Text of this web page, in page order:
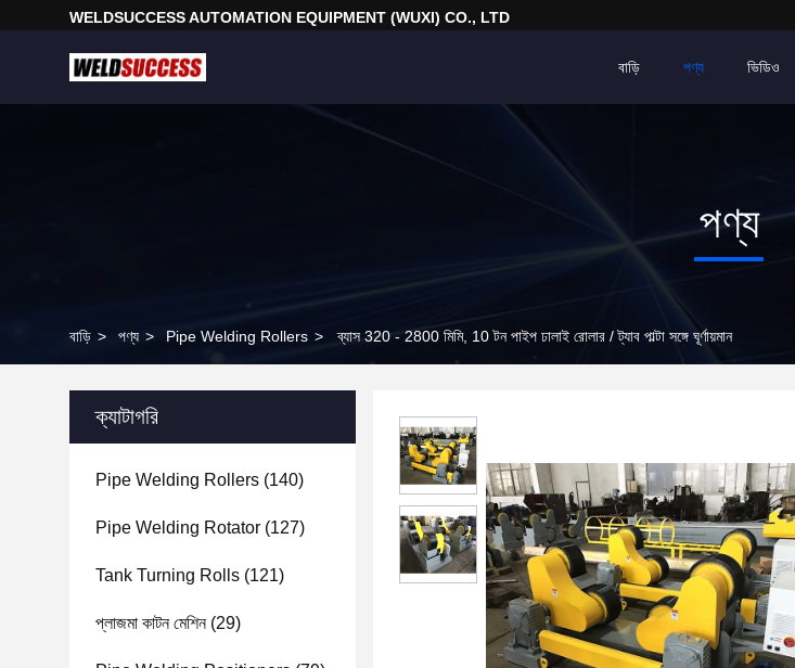
WELDSUCCESS AUTOMATION EQUIPMENT (WUXI) CO., LTD
বাড়ি পণ্য ভিডিও
পণ্য
বাড়ি > পণ্য > Pipe Welding Rollers > ব্যাস 320 - 2800 মিমি, 10 টন পাইপ ঢালাই রোলার / ট্যাব পাল্টা সঙ্গে ঘূর্ণায়মান
ক্যাটাগরি
Pipe Welding Rollers (140)
Pipe Welding Rotator (127)
Tank Turning Rolls (121)
প্লাজমা কাটন মেশিন(29)